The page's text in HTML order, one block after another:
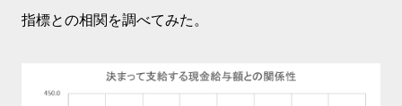
指標との相関を調べてみた。